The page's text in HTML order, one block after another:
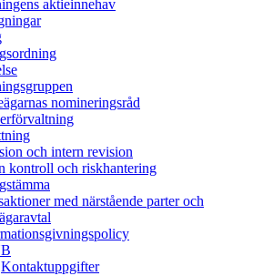
aktieinnehav
nomineringsråd
och intern revision
kontroll och riskhantering
med närstående parter och
Kontaktuppgifter